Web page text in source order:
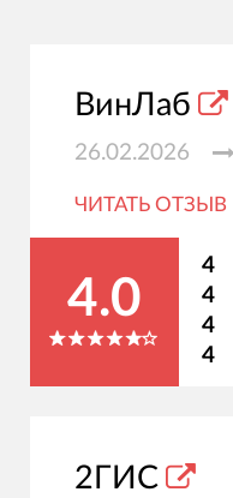
ВинЛаб
26.02.2026
ЧИТАТЬ ОТЗЫВ
4.0
4
4
4
4
2ГИС